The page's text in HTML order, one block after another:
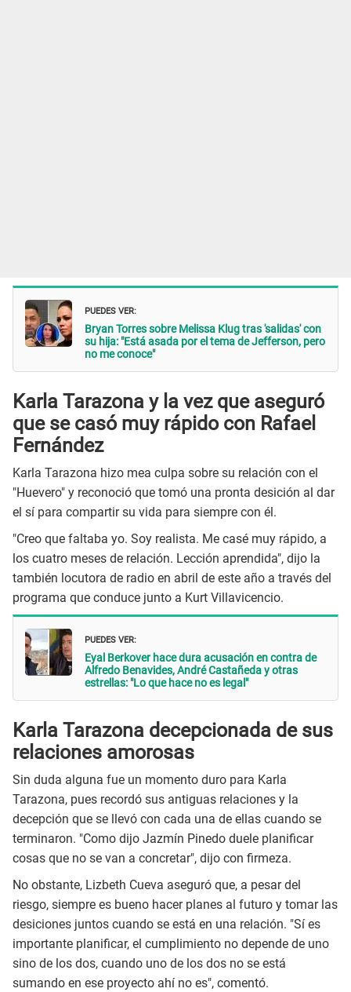
PUEDES VER:
Bryan Torres sobre Melissa Klug tras 'salidas' con
su hija: "Está asada por el tema de Jefferson, pero
no me conoce"
Karla Tarazona y la vez que aseguró
que se casó muy rápido con Rafael
Fernández
Karla Tarazona hizo mea culpa sobre su relación con el
"Huevero" y reconoció que tomó una pronta desición al dar
el sí para compartir su vida para siempre con él.
"Creo que faltaba yo. Soy realista. Me casé muy rápido, a
los cuatro meses de relación. Lección aprendida", dijo la
también locutora de radio en abril de este año a través del
programa que conduce junto a Kurt Villavicencio.
PUEDES VER:
Eyal Berkover hace dura acusación en contra de
Alfredo Benavides, André Castañeda y otras
estrellas: "Lo que hace no es legal"
Karla Tarazona decepcionada de sus
relaciones amorosas
Sin duda alguna fue un momento duro para Karla
Tarazona, pues recordó sus antiguas relaciones y la
decepción que se llevó con cada una de ellas cuando se
terminaron. "Como dijo Jazmín Pinedo duele planificar
cosas que no se van a concretar", dijo con firmeza.
No obstante, Lizbeth Cueva aseguró que, a pesar del
riesgo, siempre es bueno hacer planes al futuro y tomar las
desiciones juntos cuando se está en una relación. "Sí es
importante planificar, el cumplimiento no depende de uno
sino de los dos, cuando uno de los dos no se está
sumando en ese proyecto ahí no es", comentó.